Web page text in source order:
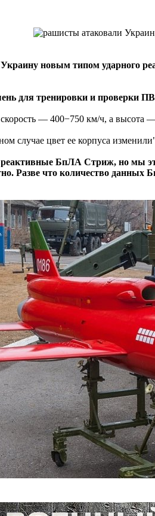
новым типом ударного
для тренировки и проверки
— 400−750 км/ч, а высота
случае цвет ее корпуса
БпЛА Стриж, но мы
Разве что количество данных